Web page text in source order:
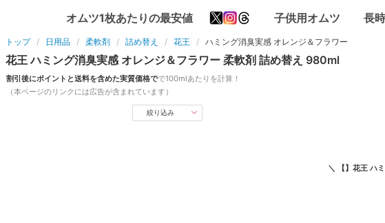
オムツ1枚あたりの最安値 子供用オムツ 長
トップ 日用品 柔軟剤 詰め替え 花王 ハミング消臭実感 オレンジ＆フラワー
花王 ハミング消臭実感 オレンジ＆フラワー 柔軟剤 詰め替え 980ml
割引後にポイントと送料を含めた実質価格でで100mlあたりを計算！
（本ページのリンクには広告が含まれています）
絞り込み
＼ 【】花王 ハ